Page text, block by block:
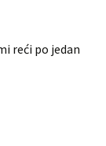
reći po jedan